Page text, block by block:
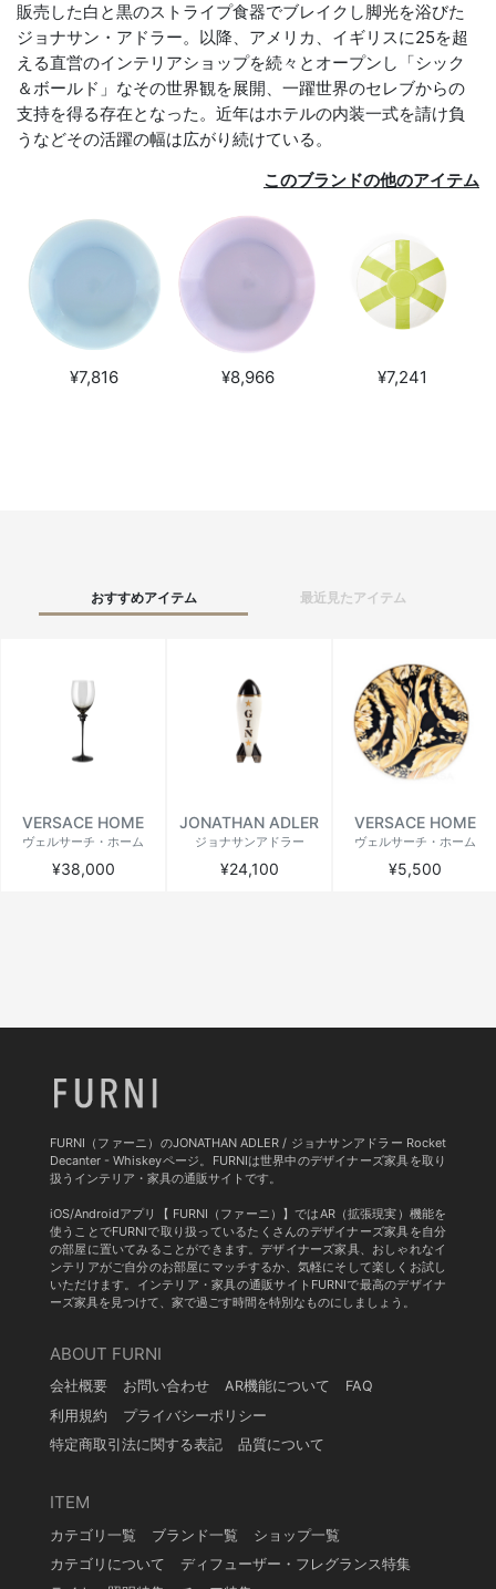
販売した白と黒のストライプ食器でブレイクし脚光を浴びた
ジョナサン・アドラー。以降、アメリカ、イギリスに25を超
える直営のインテリアショップを続々とオープンし「シック
＆ボールド」なその世界観を展開、一躍世界のセレブからの
支持を得る存在となった。近年はホテルの内装一式を請け負
うなどその活躍の幅は広がり続けている。
このブランドの他のアイテム
¥7,816 ¥8,966 ¥7,241
おすすめアイテム 最近見たアイテム
VERSACE HOME
ヴェルサーチ・ホーム
¥38,000
JONATHAN ADLER
ジョナサンアドラー
¥24,100
VERSACE HOME
ヴェルサーチ・ホーム
¥5,500
FURNI（ファーニ）のJONATHAN ADLER / ジョナサンアドラー Rocket
Decanter - Whiskeyページ。FURNIは世界中のデザイナーズ家具を取り
扱うインテリア・家具の通販サイトです。
iOS/Androidアプリ【 FURNI（ファーニ）】ではAR（拡張現実）機能を
使うことでFURNIで取り扱っているたくさんのデザイナーズ家具を自分
の部屋に置いてみることができます。デザイナーズ家具、おしゃれなイ
ンテリアがご自分のお部屋にマッチするか、気軽にそして楽しくお試し
いただけます。インテリア・家具の通販サイトFURNIで最高のデザイナ
ーズ家具を見つけて、家で過ごす時間を特別なものにしましょう。
ABOUT FURNI
会社概要 お問い合わせ AR機能について
FAQ
利用規約
プライバシーポリシー
特定商取引法に関する表記
品質について
ITEM
カテゴリ一覧 ブランド一覧
ショップ一覧
カテゴリについて
ディフューザー・フレグランス特集